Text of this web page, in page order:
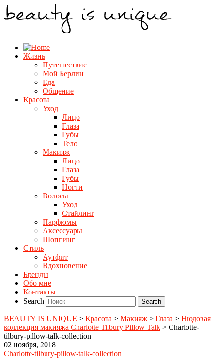
Жизнь
Путешествие
Мой Берлин
Еда
Общение
Красота
Уход
Лицо
Глаза
Губы
Тело
Макияж
Лицо
Глаза
Губы
Ногти
Волосы
Уход
Стайлинг
Парфюмы
Аксессуары
Шоппинг
Стиль
Аутфит
Вдохновение
Бренды
Обо мне
Контакты
Search
BEAUTY IS UNIQUE > Красота > Макияж > Глаза > Нюдовая
коллекция макияжа Charlotte Tilbury Pillow Talk > Charlotte-
tilbury-pillow-talk-collection
02 ноября, 2018
Charlotte-tilbury-pillow-talk-collection